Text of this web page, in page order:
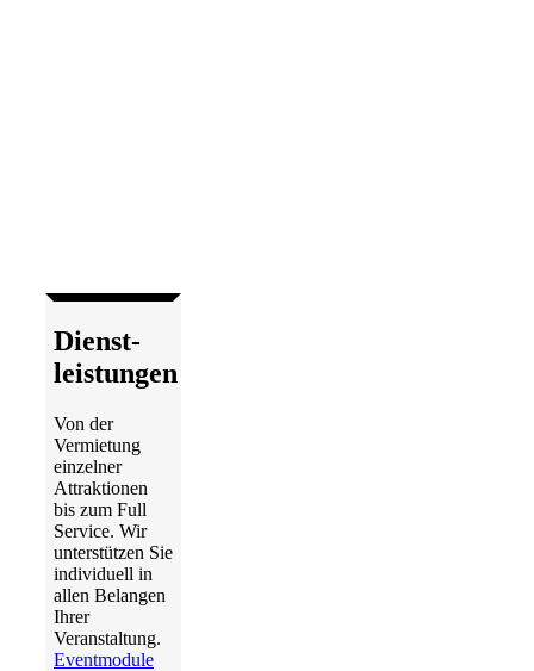
Dienst­
leistungen
Von der
Vermietung
einzelner
Attraktionen
bis zum Full
Service. Wir
unterstützen Sie
individuell in
allen Belangen
Ihrer
Veranstaltung.
Eventmodule